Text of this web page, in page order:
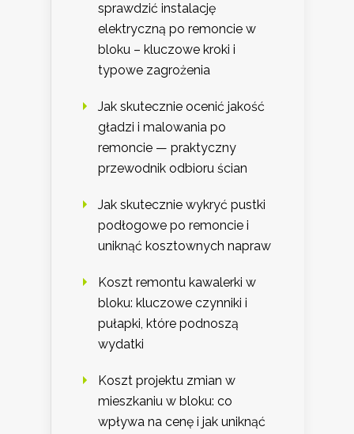
sprawdzić instalację
elektryczną po remoncie w
bloku – kluczowe kroki i
typowe zagrożenia
Jak skutecznie ocenić jakość
gładzi i malowania po
remoncie — praktyczny
przewodnik odbioru ścian
Jak skutecznie wykryć pustki
podłogowe po remoncie i
uniknąć kosztownych napraw
Koszt remontu kawalerki w
bloku: kluczowe czynniki i
pułapki, które podnoszą
wydatki
Koszt projektu zmian w
mieszkaniu w bloku: co
wpływa na cenę i jak uniknąć